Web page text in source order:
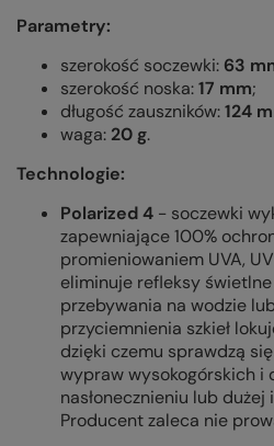
Parametry:
szerokość soczewki: 63
szerokość noska:17 mm;
długość zauszników:124
waga: 20 g.
Technologie:
Polarized 4 - soczewki
zapewniające 100%
promieniowaniem UVA,
eliminuje refleksy
przebywania na wodzie
przyciemnienia szkieł
dzięki czemu sprawdzą
wypraw wysokogórskich i
nasłonecznieniu lub
Producent zaleca nie